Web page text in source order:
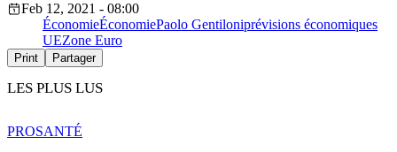
Feb 12, 2021 - 08:00
ÉconomieÉconomiePaolo Gentiloniprévisions économiques
UEZone Euro
Print Partager
LES PLUS LUS
PROSANTÉ